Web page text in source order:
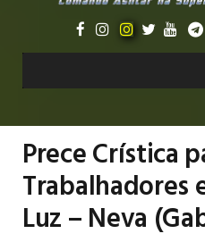
Prece Crística
Trabalhadores
Luz – Neva